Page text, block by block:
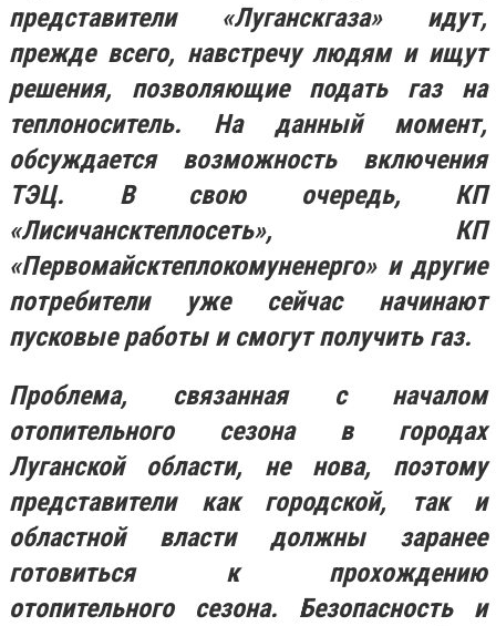
представители «Луганскгаза» идут,
прежде всего, навстречу людям и ищут
решения, позволяющие подать газ на
теплоноситель. На данный момент,
обсуждается возможность включения
ТЭЦ. В свою очередь, КП
«Лисичансктеплосеть», ​​КП
«Первомайсктеплокомуненерго» и другие
потребители уже сейчас начинают
пусковые работы и смогут получить газ.
Проблема, связанная с началом
отопительного сезона в городах
Луганской области, не нова, поэтому
представители как городской, так и
областной власти должны заранее
готовиться к прохождению
отопительного сезона. Безопасность и